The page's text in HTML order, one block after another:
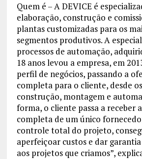
Quem é – A DEVICE é
elaboração, construção e
plantas customizadas para os
segmentos produtivos. A
processos de automação,
18 anos levou a empresa, em
perfil de negócios, passando a
completa para o cliente, desde
construção, montagem e
forma, o cliente passa a receber
completa de um único
controle total do projeto,
aperfeiçoar custos e dar
aos projetos que criamos”,